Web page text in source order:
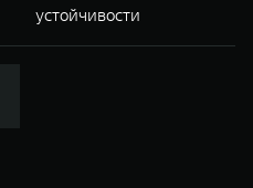
устойчивости